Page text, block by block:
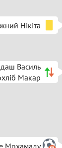
Нікіта
Василь
Макар
Мохамаду